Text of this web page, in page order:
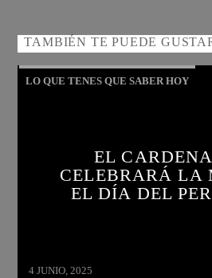
TAMBIÉN TE PUEDE
LO QUE TENES QUE SABER HOY
EL
CELEBRARÁ LA
EL DÍA DEL
4 JUNIO, 2025